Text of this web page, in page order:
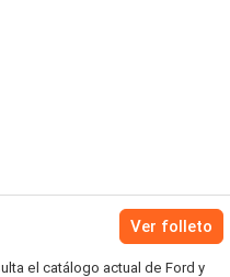
Ver folleto
el catálogo actual de Ford y